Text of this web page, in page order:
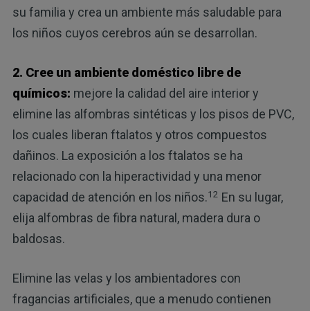
su familia y crea un ambiente más saludable para
los niños cuyos cerebros aún se desarrollan.
2. Cree un ambiente doméstico libre de
químicos: mejore la calidad del aire interior y
elimine las alfombras sintéticas y los pisos de PVC,
los cuales liberan ftalatos y otros compuestos
dañinos. La exposición a los ftalatos se ha
relacionado con la hiperactividad y una menor
capacidad de atención en los niños.12 En su lugar,
elija alfombras de fibra natural, madera dura o
baldosas.
Elimine las velas y los ambientadores con
fragancias artificiales, que a menudo contienen